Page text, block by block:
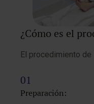
¿Cómo es el
El procedimiento
Preparación: